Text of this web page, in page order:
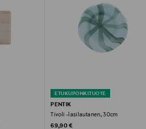
ETUKUPONKITUOTE
PENTIK
Tivoli -lasilautanen, 30cm
Original Price
69,90 €